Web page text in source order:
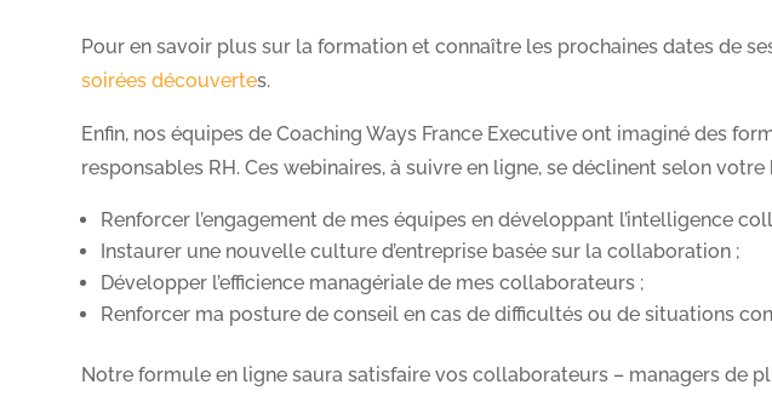
Pour en savoir plus sur la formation et connaître les prochaines dates de
soirées découvertes.
Enfin, nos équipes de Coaching Ways France Executive ont imaginé des
responsables RH. Ces webinaires, à suivre en ligne, se déclinent selon votre
Renforcer l’engagement de mes équipes en développant l’intelligence
Instaurer une nouvelle culture d’entreprise basée sur la collaboration ;
Développer l’efficience managériale de mes collaborateurs ;
Renforcer ma posture de conseil en cas de difficultés ou de situations
Notre formule en ligne saura satisfaire vos collaborateurs – managers de